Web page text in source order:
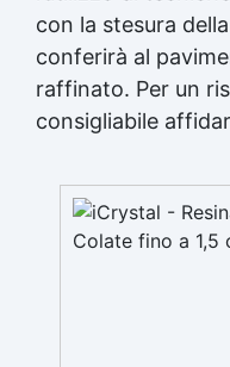
con la stesura
conferirà al
raffinato. Per un
consigliabile